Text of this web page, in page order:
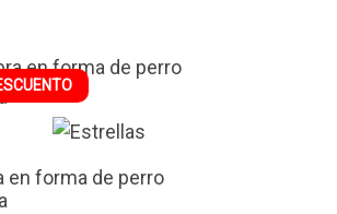
en forma de perro